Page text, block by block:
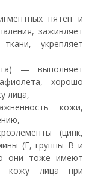
пятен и
заживляет
укрепляет
— выполняет
хорошо
лица,
кожи,
(цинк,
(Е, группы В и
они тоже имеют
кожу лица при